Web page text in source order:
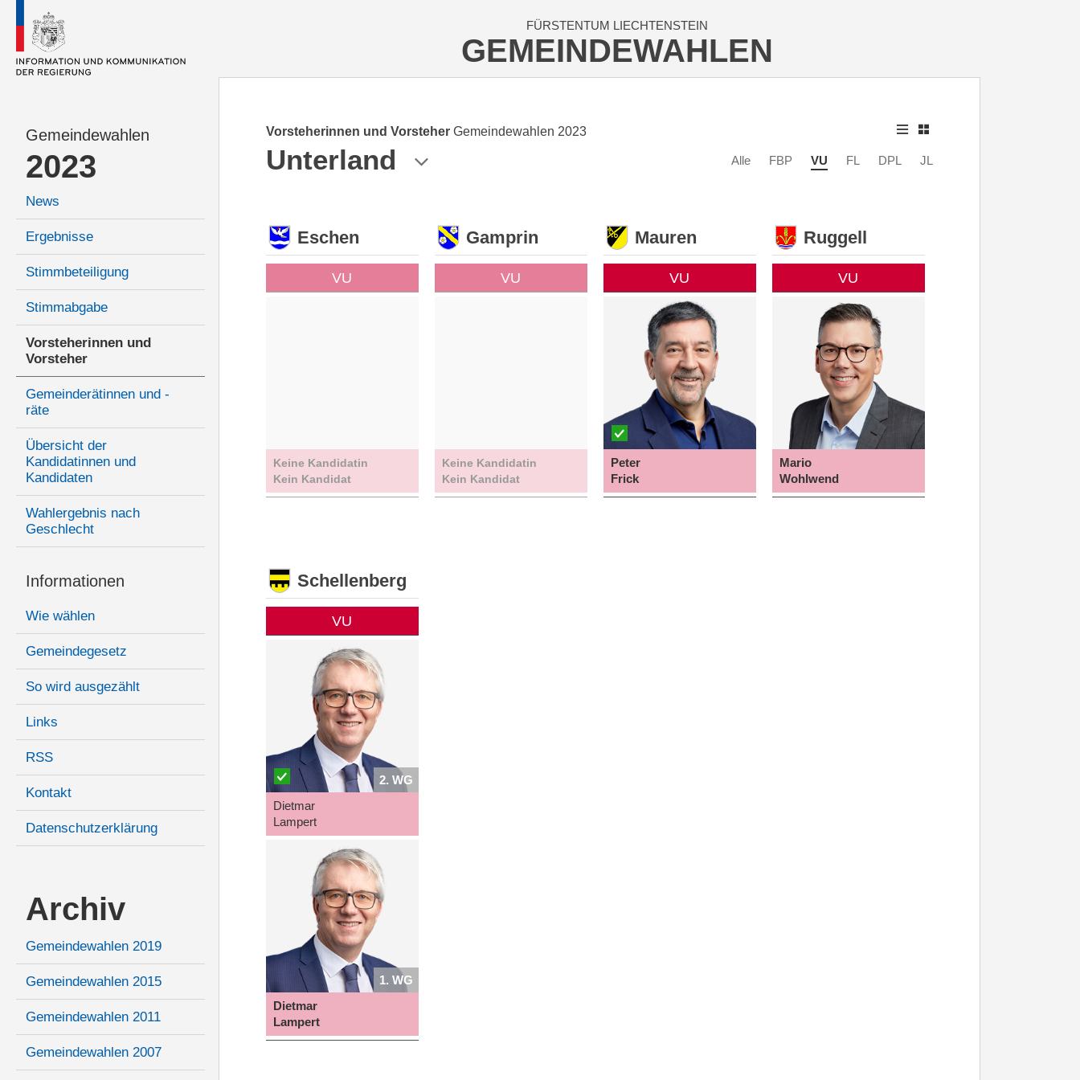
FÜRSTENTUM LIECHTENSTEIN
GEMEINDEWAHLEN
Gemeindewahlen
2023
News
Ergebnisse
Stimmbeteiligung
Stimmabgabe
Vorsteherinnen und
Vorsteher
Gemeinderätinnen und -
räte
Übersicht der
Kandidatinnen und
Kandidaten
Wahlergebnis nach
Geschlecht
Informationen
Wie wählen
Gemeindegesetz
So wird ausgezählt
Links
RSS
Kontakt
Datenschutzerklärung
Archiv
Gemeindewahlen 2019
Gemeindewahlen 2015
Gemeindewahlen 2011
Gemeindewahlen 2007
Vorsteherinnen und Vorsteher Gemeindewahlen 2023
Unterland Alle FBP VU FL DPL JL
Eschen
VU
Keine Kandidatin
Kein Kandidat
Gamprin
VU
Keine Kandidatin
Kein Kandidat
Mauren
VU
Peter
Frick
Ruggell
VU
Mario
Wohlwend
Schellenberg
VU
2. WG
Dietmar
Lampert
1. WG
Dietmar
Lampert